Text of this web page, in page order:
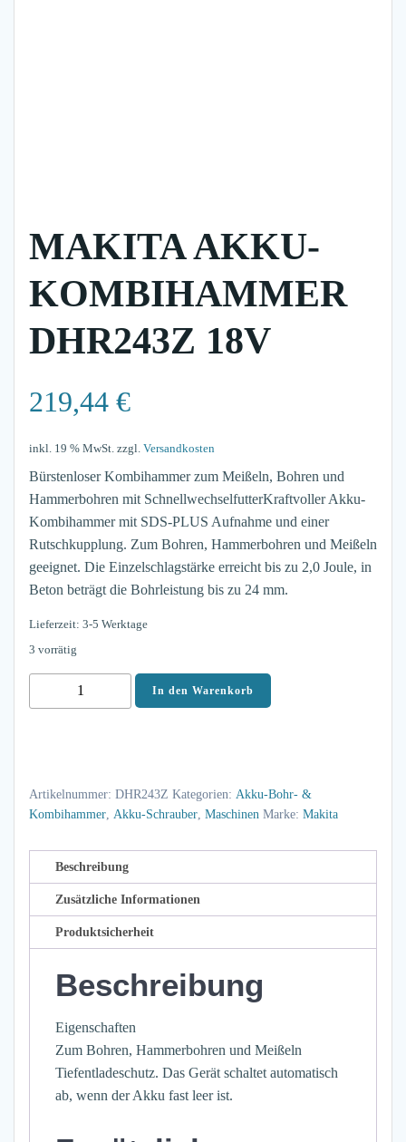
MAKITA AKKU-
KOMBIHAMMER
DHR243Z 18V
219,44 €
inkl. 19 % MwSt. zzgl. Versandkosten
Bürstenloser Kombihammer zum Meißeln, Bohren und
Hammerbohren mit SchnellwechselfutterKraftvoller Akku-
Kombihammer mit SDS-PLUS Aufnahme und einer
Rutschkupplung. Zum Bohren, Hammerbohren und Meißeln
geeignet. Die Einzelschlagstärke erreicht bis zu 2,0 Joule, in
Beton beträgt die Bohrleistung bis zu 24 mm.
Lieferzeit: 3-5 Werktage
3 vorrätig
Akku-
Menge
In den Warenkorb
Artikelnummer: DHR243Z Kategorien: Akku-Bohr- &
Kombihammer Akku-Schrauber Maschinen Marke: Makita
Beschreibung
Zusätzliche Informationen
Produktsicherheit
Beschreibung
Eigenschaften
Zum Bohren, Hammerbohren und Meißeln
Tiefentladeschutz. Das Gerät schaltet automatisch
ab, wenn der Akku fast leer ist.